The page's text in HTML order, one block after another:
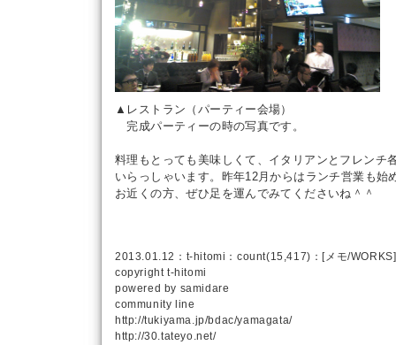
▲レストラン（パーティー会場）
完成パーティーの時の写真です。
料理もとっても美味しくて、イタリアンとフレンチ
いらっしゃいます。昨年12月からはランチ営業も始
お近くの方、ぜひ足を運んでみてくださいね＾＾
2013.01.12： t-hitomi ：count(15,417)：[メモ/WORKS]
copyright t-hitomi
powered by samidare
community line
http://tukiyama.jp/bdac/yamagata/
http://30.tateyo.net/